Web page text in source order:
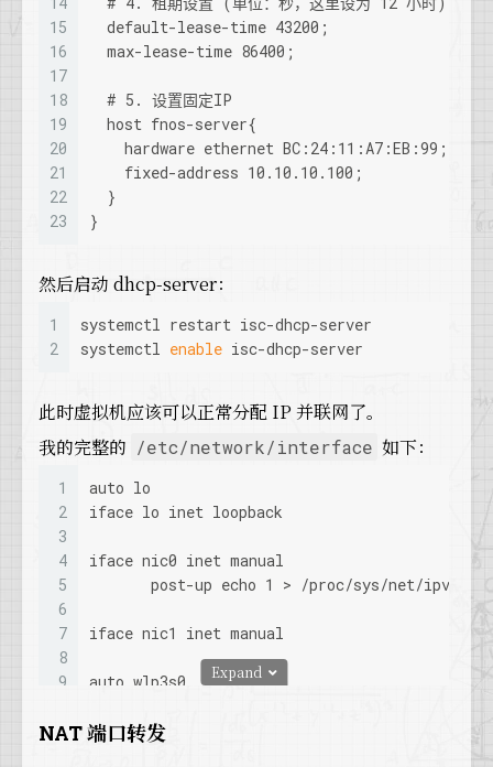
15
16
17
18
19
20
21
22
23
  default-lease-time 43200;
  max-lease-time 86400;
  # 5. 设置固定IP
  host fnos-server{
    hardware ethernet BC:24:11:A7:EB:99;
    fixed-address 10.10.10.100;
  }
}
然后启动 dhcp-server：
1
2
systemctl restart isc-dhcp-server
systemctl enable isc-dhcp-server
此时虚拟机应该可以正常分配 IP 并联网了。
我的完整的 /etc/network/interface 如下：
1
2
3
4
5
6
7
8
9
11
auto lo
iface lo inet loopback
iface nic0 inet manual
post-up echo 1 > /proc/sys/net/ipv4/
iface nic1 inet manual
auto wlp3s0
wpa_conf /etc/wpa_supplicant/
Expand
NAT 端口转发